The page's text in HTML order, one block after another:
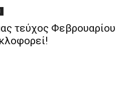
τεύχος Φεβρουαρίου